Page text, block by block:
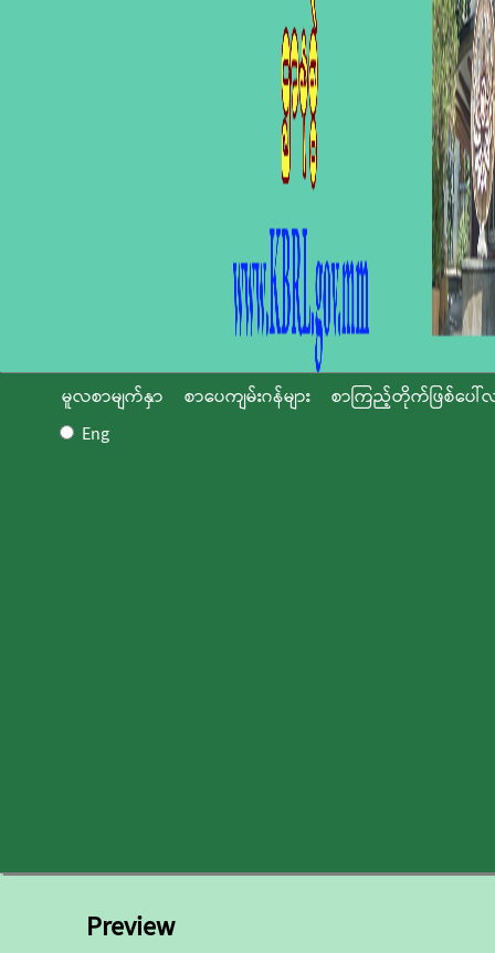
မူလစာမျက်နှာ စာပေကျမ်းဂန်များ
စာကြည့်တိုက်ဖြစ်ပေါ်
Eng
Preview